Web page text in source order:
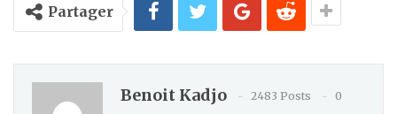
Partager
Benoit Kadjo 2483 Posts
0